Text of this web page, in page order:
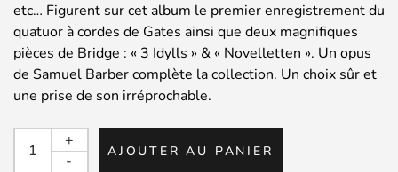
etc… Figurent sur cet album le premier enregistrement du
quatuor à cordes de Gates ainsi que deux magnifiques
pièces de Bridge : « 3 Idylls » & « Novelletten ». Un opus
de Samuel Barber complète la collection. Un choix sûr et
une prise de son irréprochable.
quantité
-
+
AJOUTER AU PANIER